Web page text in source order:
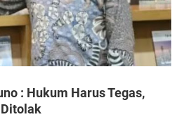
: Hukum Harus Tegas,